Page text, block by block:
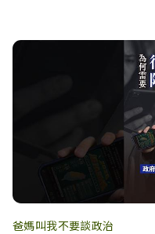
爸媽叫我不要談政治